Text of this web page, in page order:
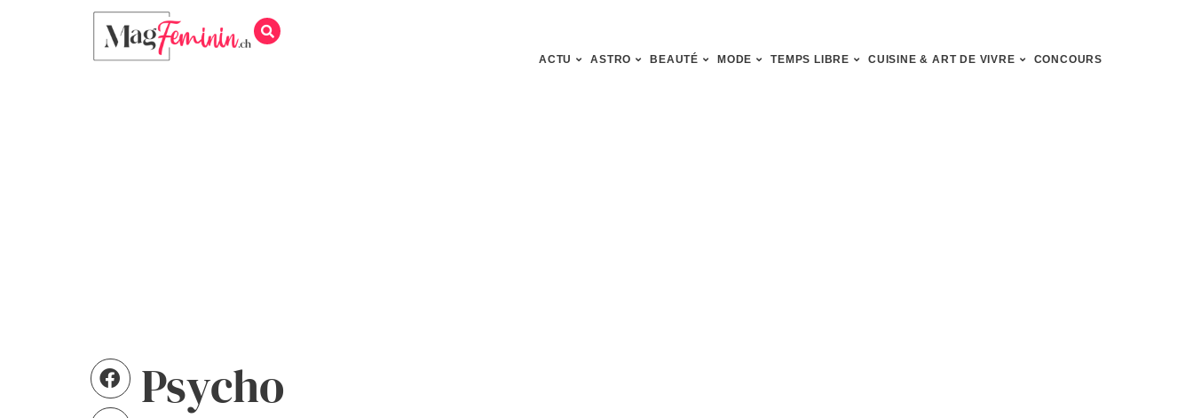
ACTU ASTRO BEAUTÉ MODE TEMPS LIBRE CUISINE & ART DE VIVRE CONCOURS
Psycho